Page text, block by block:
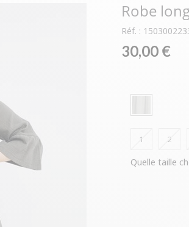
NOUVELLE COLLECTION
MEILLEURES VENTES
Robe
Réf. :
30,00 €
1 2
Quelle taille